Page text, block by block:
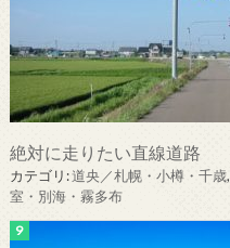
絶対に走りたい直線道路
カテゴリ:道央／札幌・小樽・千歳,
室・別海・霧多布